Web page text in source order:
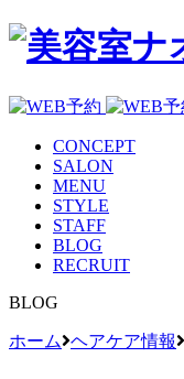
CONCEPT
SALON
MENU
STYLE
STAFF
BLOG
RECRUIT
BLOG
ホーム ヘアケア情報